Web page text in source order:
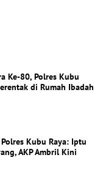
Ke-80, Polres Kubu
di Rumah Ibadah
Kubu Raya: Iptu
AKP Ambril Kini